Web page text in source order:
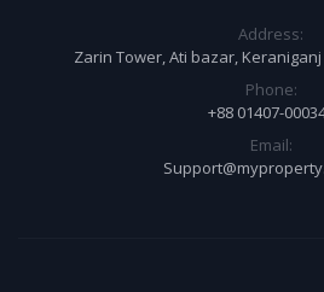
Address:
Zarin Tower, Ati bazar,
Phone:
+88 01407-
Email: